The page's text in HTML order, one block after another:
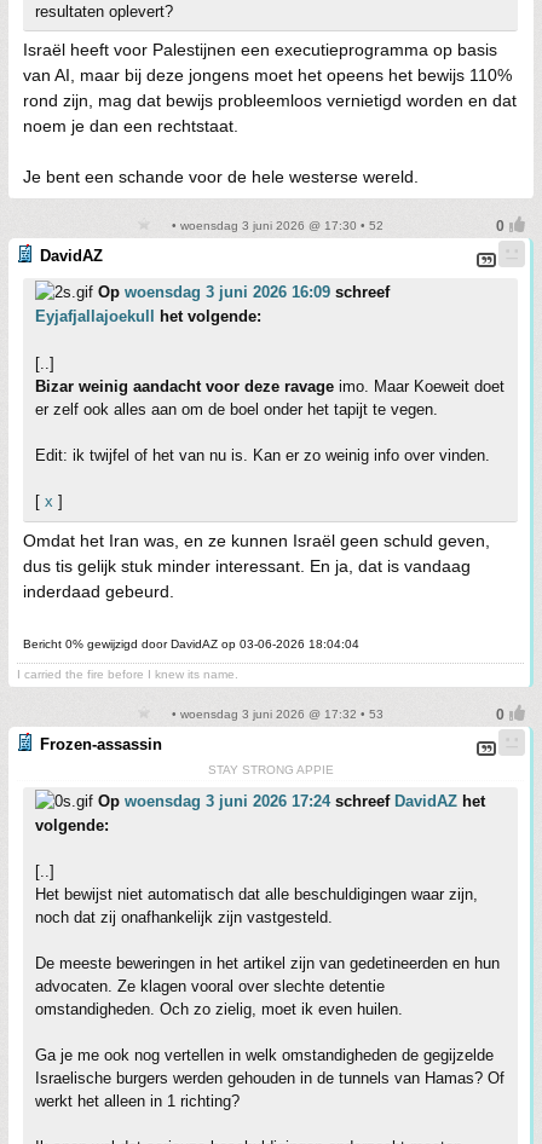
resultaten oplevert?
Israël heeft voor Palestijnen een executieprogramma op basis
van AI, maar bij deze jongens moet het opeens het bewijs 110%
rond zijn, mag dat bewijs probleemloos vernietigd worden en dat
noem je dan een rechtstaat.
Je bent een schande voor de hele westerse wereld.
• woensdag 3 juni 2026 @ 17:30 • 52
DavidAZ
Op woensdag 3 juni 2026 16:09 schreef
Eyjafjallajoekull
het volgende:
[..]
Bizar weinig aandacht voor deze ravage imo. Maar Koeweit doet
er zelf ook alles aan om de boel onder het tapijt te vegen.
Edit: ik twijfel of het van nu is. Kan er zo weinig info over vinden.
[ x ]
Omdat het Iran was, en ze kunnen Israël geen schuld geven,
dus tis gelijk stuk minder interessant. En ja, dat is vandaag
inderdaad gebeurd.
Bericht 0% gewijzigd door DavidAZ op 03-06-2026 18:04:04
I carried the fire before I knew its name.
• woensdag 3 juni 2026 @ 17:32 • 53
Frozen-assassin
STAY STRONG APPIE
Op woensdag 3 juni 2026 17:24schreef DavidAZ het
volgende:
[..]
Het bewijst niet automatisch dat alle beschuldigingen waar zijn,
noch dat zij onafhankelijk zijn vastgesteld.
De meeste beweringen in het artikel zijn van gedetineerden en hun
advocaten. Ze klagen vooral over slechte detentie
omstandigheden. Och zo zielig, moet ik even huilen.
Ga je me ook nog vertellen in welk omstandigheden de gegijzelde
Israelische burgers werden gehouden in de tunnels van Hamas? Of
werkt het alleen in 1 richting?